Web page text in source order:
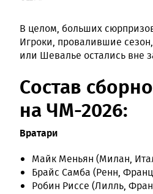
В целом, больших
Игроки, провалившие
или Шевалье остались вне
Состав
на ЧМ-2026:
Вратари
Майк Меньян (Милан,
Брайс Самба (Ренн,
Робин Риссе (Лилль,